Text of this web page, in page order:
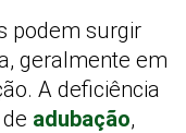
podem surgir
geralmente em
A deficiência
adubação,